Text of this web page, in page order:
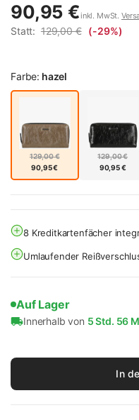
90,95 €inkl. MwSt.
Statt: 129,00 € (-29%)
Farbe: hazel
129,00 €
90,95 €
129,00 €
90,95 €
8 Kreditkartenfächer
Umlaufender
Auf Lager
Innerhalb von 5 Std. 56
In